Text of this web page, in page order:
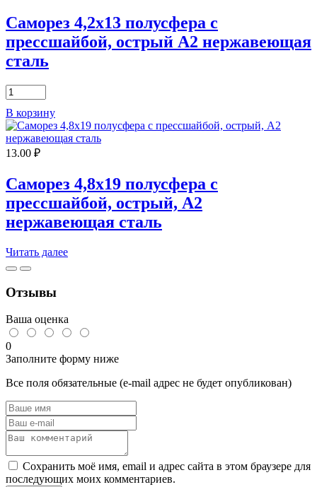
Саморез 4,2х13 полусфера с
прессшайбой, острый А2 нержавеющая
сталь
Количество
товара
Саморез
4,2х13
полусфера
с
острый
А2
нержавеющая
сталь
В корзину
13.00 ₽
Саморез 4,8х19 полусфера с
прессшайбой, острый, А2
нержавеющая сталь
Читать далее
Отзывы
Ваша оценка
0
Заполните форму ниже
Все поля обязательные (e-mail адрес не будет опубликован)
Сохранить моё имя, email и адрес сайта в этом браузере для
последующих моих комментариев.